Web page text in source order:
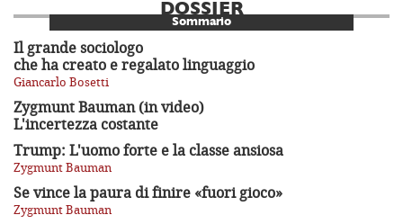
DOSSIER
Sommario
Il grande sociologo
che ha creato e regalato linguaggio
Giancarlo Bosetti
Zygmunt Bauman (in video)
L'incertezza costante
Trump: L'uomo forte e la classe ansiosa
Zygmunt Bauman
Se vince la paura di finire «fuori gioco»
Zygmunt Bauman